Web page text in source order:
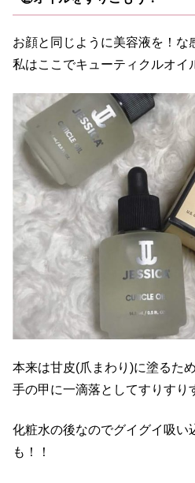
お顔と同じように美容液を！な
私はここでキューティクルオイ
本来は甘皮(爪まわり )に塗るた
手の甲に一滴落としてすりすり
化粧水の後なのでグイグイ吸い
も！！